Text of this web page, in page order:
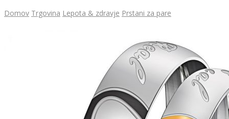
Domov Trgovina Lepota & zdravje Prstani za pare